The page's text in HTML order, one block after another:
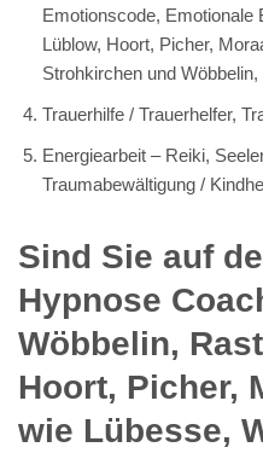
Emotionscode, Emotionale
Lüblow, Hoort, Picher,
Strohkirchen und
Trauerhilfe / Trauerhelfer,
Energiearbeit – Reiki,
Traumabewältigung /
Sind Sie auf
Hypnose
Wöbbelin,
Hoort, Picher,
wie Lübesse,